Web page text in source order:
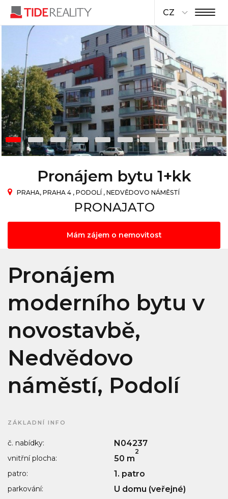
CZ
Pronájem bytu 1+kk
PRAHA, PRAHA 4 , PODOLÍ , NEDVĚDOVO NÁMĚSTÍ
PRONAJATO
Mám zájem o nemovitost
Pronájem
moderního bytu v
novostavbě,
Nedvědovo
náměstí, Podolí
ZÁKLADNÍ INFO
č. nabídky: N04237
vnitřní plocha: 50 m
2
patro: 1. patro
parkování: U domu (veřejné)